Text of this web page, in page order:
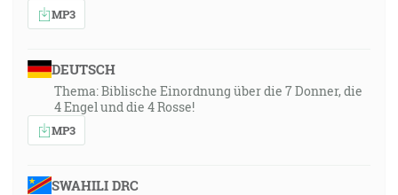
MP3
DEUTSCH
Thema: Biblische Einordnung über die 7 Donner, die
4 Engel und die 4 Rosse!
MP3
SWAHILI DRC